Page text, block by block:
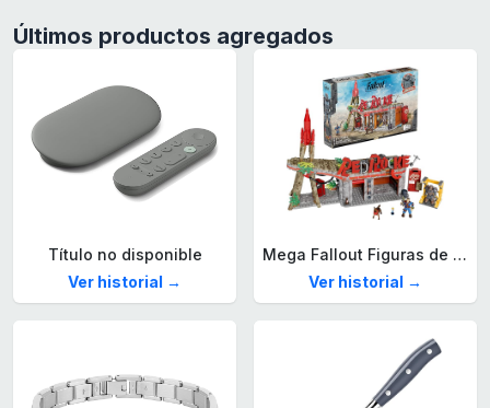
Últimos productos agregados
Título no disponible
Ver historial →
Mega Fallout Figuras de acción y Juguetes de construcción, Parada de Camiones Red Rocket con 824 Piezas, 2 Personajes articulados y Accesorios, para coleccionistas, HXT00
Ver historial →